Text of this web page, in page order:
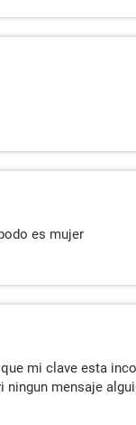
es mujer
mi clave esta
mensaje